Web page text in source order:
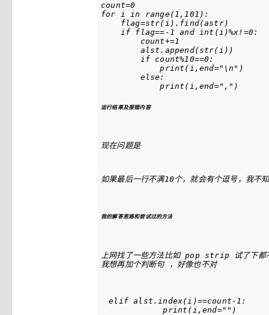
count
for i in
range(1,101):
flag=str(i).find(astr)
if flag==-1 and int(i)%x!=0:
        count+=1
        alst.append(str(i))
if count%10==0:
print (i, end="\n" )
else:
print (i, end=","
运行结果及报错内容
现在问题是
如果最后一行不满10个，就会有个逗号，我不
我的解答思路和尝试过的方法
上网找了一些方法比如 pop strip 试了下都
我想再加个判断句 ，好像也不对
elif alst.index(i)==count-1:
print (i, end=""